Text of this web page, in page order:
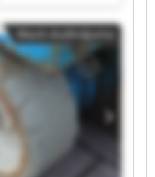
Lines UBL S.r.l.
Used Bottling Lines
UBL S.r.l. Used
Bottling Lines UBL
S.r.l. Used Bottling
Lines UBL S.r.l.
Used Bottling Lines
UBL S.r.l. Used
Mazā sludinājuma